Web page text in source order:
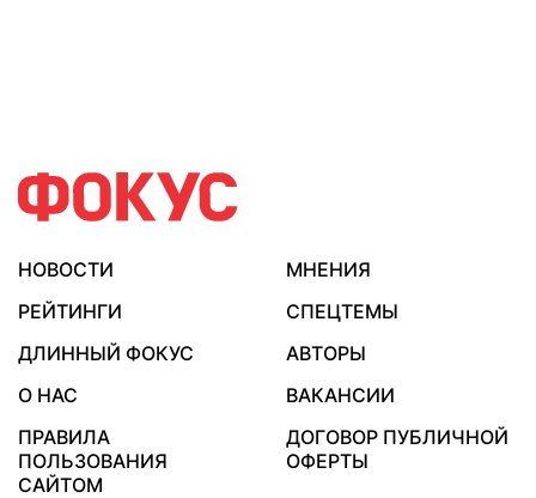
НОВОСТИ
МНЕНИЯ
РЕЙТИНГИ
СПЕЦТЕМЫ
ДЛИННЫЙ ФОКУС
АВТОРЫ
О НАС
ВАКАНСИИ
ПРАВИЛА
ПОЛЬЗОВАНИЯ
САЙТОМ
ДОГОВОР ПУБЛИЧНОЙ
ОФЕРТЫ